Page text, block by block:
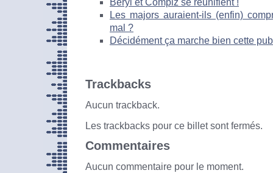
Les majors auraient-ils (enfin)
mal ?
Décidément ça marche bien cette
Trackbacks
Aucun trackback.
Les trackbacks pour ce billet sont fermés.
Commentaires
Aucun commentaire pour le moment.